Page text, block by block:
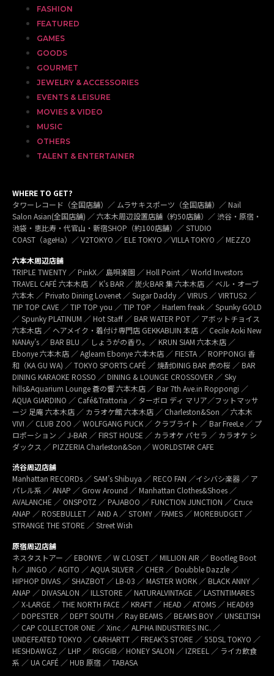
FASHION
FEATURED
GAMES
GOODS
GOURMET
JEWELRY & ACCESSORIES
EVENTS & LEISURE
MOVIES & VIDEO
MUSIC
OTHERS
TALENT & ENTERTAINER
WHERE TO GET?
タワーレコード（全国店舗）／ ムラサキスポーツ（全国店舗）／ Nail
Salon Asian(全国店舗) ／ 六本木周辺設置店舗（約50店舗）／ 渋谷・原宿・
池袋・恵比寿・代官山・新宿SHOP（約100店舗）／ STUDIO
COAST（ageHa）／ V2TOKYO ／ ELE TOKYO ／VILLA TOKYO ／ MEZZO
六本木周辺店舗
TRIPLE TWENTY ／ PinkX／ 島唄楽園 ／ Holl Point ／ World Investors
TRAVEL CAFÉ 六本木店 ／ K’s BAR ／ 炭火BAR 集 六本木店 ／ ベル・オーブ
六本木 ／ Privato Dining Lovenet ／ Sugar Daddy ／ VIRUS ／ VIRTUS2 ／
TIP TOP CAVE ／ TIP TOP you ／ TIP TOP ／ Harlem freak ／ Spunky GOLD
／ Spunky PLATINUM ／ Hot Staff ／ BAR WATER POT ／ アボットチョイス
六本木店 ／ ヘアメイク・着付け専門店 GEKKABIJIN 本店 ／ Cecile Aoki New
NANAy’s ／ BAR BLU ／ しょうがの香り。／ KRUN SIAM 六本木店 ／
Ebonye 六本木店 ／ Agleam Ebonye 六本木店 ／ FIESTA ／ ROPPONGI 香
和（KA GU WA) ／ TOKYO SPORTS CAFÉ ／ 焼酎DINIG BAR 虎の桜 ／ BAR
DINING KARAOKE ROSSO ／ DINING & LOUNGE CROSSOVER ／ Sky
hills&Aquarium Lounge 蒼の響 六本木店 ／ Bar 7th Ave.in Roppongi ／
AQUA GIARDINO ／ Café&Trattoria ／ ターボロ ディ マリア／フットマッサ
ージ 足庵 六本木店 ／ カラオケ館 六本木店 ／ Charleston&Son ／ 六本木
VIVI ／ CLUB ZOO ／ WOLFGANG PUCK ／ クラブライト ／ Bar FreeLe ／ プ
ロポーション ／ J-BAR ／ FIRST HOUSE ／ カラオケ パセラ ／ カラオケ シ
ダックス ／ PIZZERIA Charleston&Son ／ WORLDSTAR CAFE
渋谷周辺店舗
Manhattan RECORDs ／ SAM’s Shibuya ／ RECO FAN ／イシバシ楽器 ／ ア
パレル系 ／ ANAP ／ Grow Around ／ Manhattan Clothes&Shoes ／
AVALANCHE ／ ONSPOTZ ／ PAJABOO ／ FUNCTION JUNCTION ／ Cruce
ANAP ／ ROSEBULLET ／ AND A ／ STOMY ／FAMES ／ MOREBUDGET ／
STRANGE THE STORE ／ Street Wish
原宿周辺店舗
ネスタストアー ／ EBONYE ／ W CLOSET ／ MILLION AIR ／ Bootleg Boot
h／ JINGO ／ AGITO ／ AQUA SILVER ／ CHER ／ Doubble Dazzle ／
HIPHOP DIVAS ／ SHAZBOT ／ LB-03 ／ MASTER WORK ／ BLACK ANNY ／
ANAP ／ DIVASALON ／ ILLSTORE ／ NATURALVINTAGE ／ LASTNTIMARES
／ X-LARGE ／ THE NORTH FACE ／ KRAFT ／ HEAD ／ ATOMS ／ HEAD69
／ DOPESTER ／ DEPT SOUTH ／ Ray BEAMS ／ BEAMS BOY ／ UNSELTISH
／ CAP COLLECTOR ONE ／ Xinc ／ ALPHA INDUSTRIES INC. ／
UNDEFEATED TOKYO ／ CARHARTT ／ FREAK’S STORE ／ 55DSL TOKYO ／
HESHDAWGZ ／ LHP ／ RIGGIB／ HONEY SALON ／ IZREEL ／ ライカ飲食
系 ／ UA CAFÉ ／ HUB 原宿 ／ TABASA